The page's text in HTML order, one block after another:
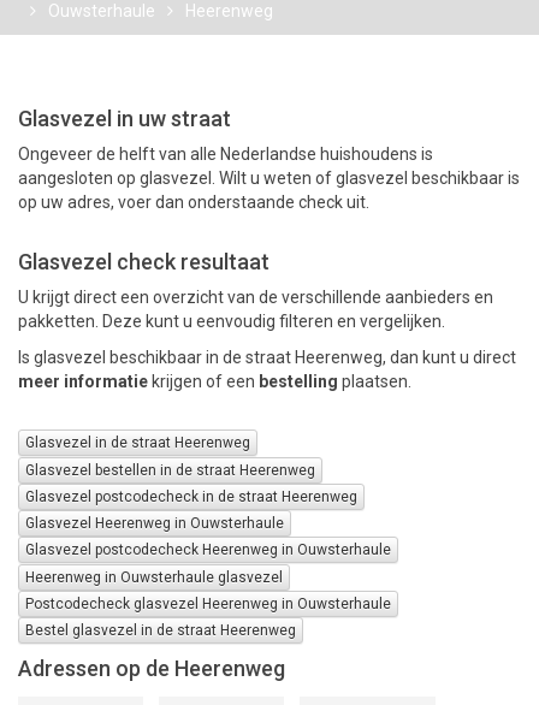
GLASVEZEL ALTERNATIEVEN
Ouwsterhaule
Heerenweg
Glasvezel in uw straat
Ongeveer de helft van alle Nederlandse huishoudens is
aangesloten op glasvezel. Wilt u weten of glasvezel beschikbaar is
op uw adres, voer dan onderstaande check uit.
Glasvezel check resultaat
U krijgt direct een overzicht van de verschillende aanbieders en
pakketten. Deze kunt u eenvoudig filteren en vergelijken.
Is glasvezel beschikbaar in de straat Heerenweg, dan kunt u direct
meer informatie krijgen of een bestelling plaatsen.
Glasvezel in de straat Heerenweg
Glasvezel bestellen in de straat Heerenweg
Glasvezel postcodecheck in de straat Heerenweg
Glasvezel Heerenweg in Ouwsterhaule
Glasvezel postcodecheck Heerenweg in Ouwsterhaule
Heerenweg in Ouwsterhaule glasvezel
Postcodecheck glasvezel Heerenweg in Ouwsterhaule
Bestel glasvezel in de straat Heerenweg
Adressen op de Heerenweg